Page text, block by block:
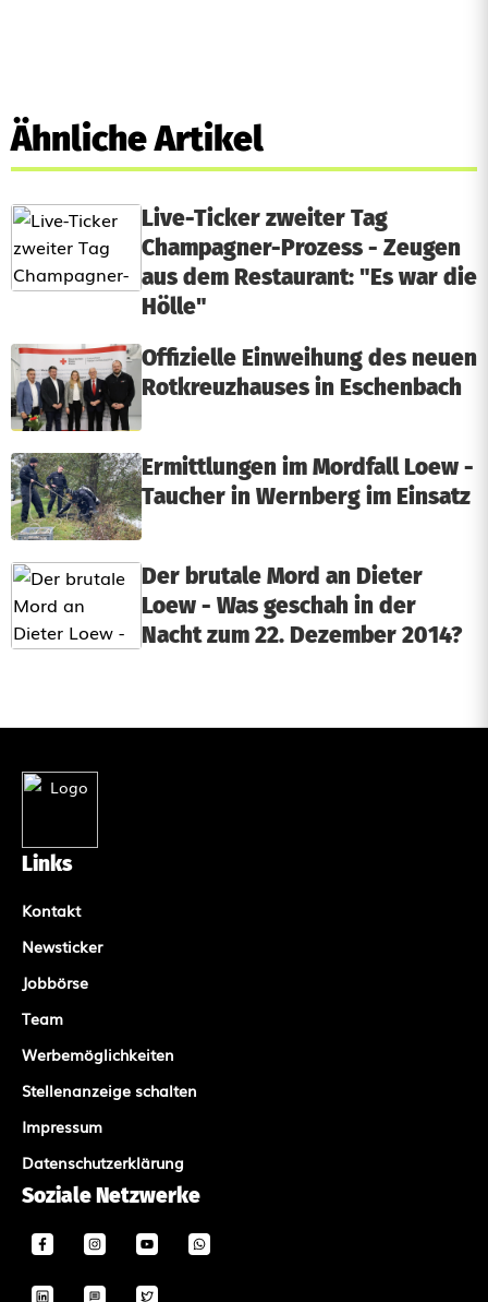
Ähnliche Artikel
Live-Ticker zweiter Tag
Champagner-Prozess - Zeugen
aus dem Restaurant: "Es war die
Hölle"
Offizielle Einweihung des neuen
Rotkreuzhauses in Eschenbach
Ermittlungen im Mordfall Loew -
Taucher in Wernberg im Einsatz
Der brutale Mord an Dieter
Loew - Was geschah in der
Nacht zum 22. Dezember 2014?
Links
Kontakt
Newsticker
Jobbörse
Team
Werbemöglichkeiten
Stellenanzeige schalten
Impressum
Datenschutzerklärung
Soziale Netzwerke